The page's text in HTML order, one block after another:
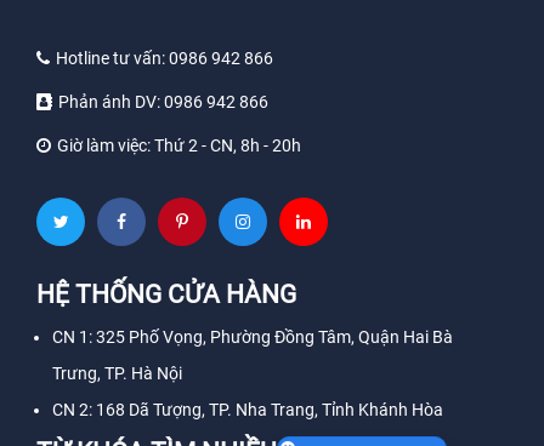
Hotline tư vấn:0986 942 866
Phản ánh DV:0986 942 866
Giờ làm việc:Thứ 2 - CN, 8h - 20h
HỆ THỐNG CỬA HÀNG
CN 1: 325 Phố Vọng, Phường Đồng Tâm, Quận Hai Bà
Trưng, TP. Hà Nội
CN 2: 168 Dã Tượng, TP. Nha Trang, Tỉnh Khánh Hòa